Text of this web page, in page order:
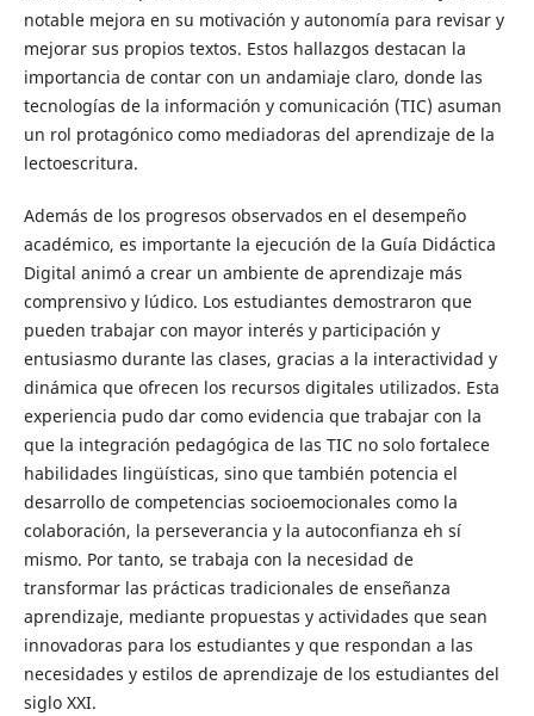
notable mejora en su motivación y autonomía para revisar y
mejorar sus propios textos. Estos hallazgos destacan la
importancia de contar con un andamiaje claro, donde las
tecnologías de la información y comunicación (TIC) asuman
un rol protagónico como mediadoras del aprendizaje de la
lectoescritura.
Además de los progresos observados en el desempeño
académico, es importante la ejecución de la Guía Didáctica
Digital animó a crear un ambiente de aprendizaje más
comprensivo y lúdico. Los estudiantes demostraron que
pueden trabajar con mayor interés y participación y
entusiasmo durante las clases, gracias a la interactividad y
dinámica que ofrecen los recursos digitales utilizados. Esta
experiencia pudo dar como evidencia que trabajar con la
que la integración pedagógica de las TIC no solo fortalece
habilidades lingüísticas, sino que también potencia el
desarrollo de competencias socioemocionales como la
colaboración, la perseverancia y la autoconfianza eh sí
mismo. Por tanto, se trabaja con la necesidad de
transformar las prácticas tradicionales de enseñanza
aprendizaje, mediante propuestas y actividades que sean
innovadoras para los estudiantes y que respondan a las
necesidades y estilos de aprendizaje de los estudiantes del
siglo XXI.